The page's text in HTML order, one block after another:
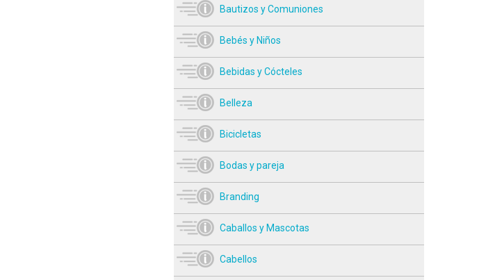
Bautizos y Comuniones
Bebés y Niños
Bebidas y Cócteles
Belleza
Bicicletas
Bodas y pareja
Branding
Caballos y Mascotas
Cabellos